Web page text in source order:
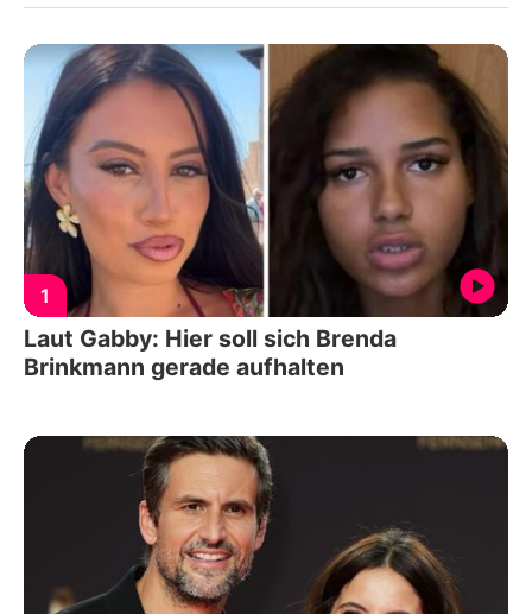
1
Laut Gabby: Hier soll sich Brenda
Brinkmann gerade aufhalten